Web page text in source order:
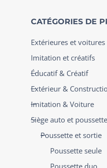
CATÉGORIES DE
Extérieures et voitures
Imitation et créatifs
Éducatif & Créatif
Extérieur &
Imitation & Voiture
Siège auto et
Poussette et sortie
Poussette seule